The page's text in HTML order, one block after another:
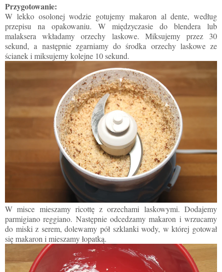
Przygotowanie:
W lekko osolonej wodzie gotujemy makaron al dente, według
przepisu na opakowaniu. W międzyczasie do blendera lub
malaksera wkładamy orzechy laskowe. Miksujemy przez 30
sekund, a następnie zgarniamy do środka orzechy laskowe ze
ścianek i miksujemy kolejne 10 sekund.
W misce mieszamy ricottę z orzechami laskowymi. Dodajemy
parmigiano reggiano. Następnie odcedzamy makaron i wrzucamy
do miski z serem, dolewamy pół szklanki wody, w której gotował
się makaron i mieszamy łopatką.